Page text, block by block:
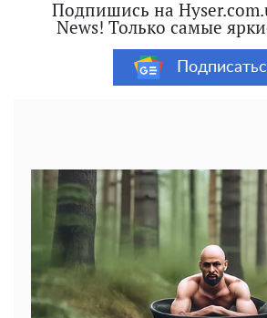
Подпишись на
News! Только самые